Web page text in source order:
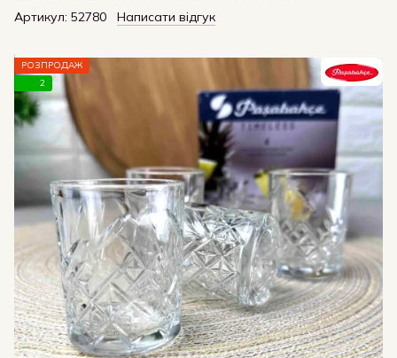
Артикул: 52780 Написати відгук
РОЗПРОДАЖ
2